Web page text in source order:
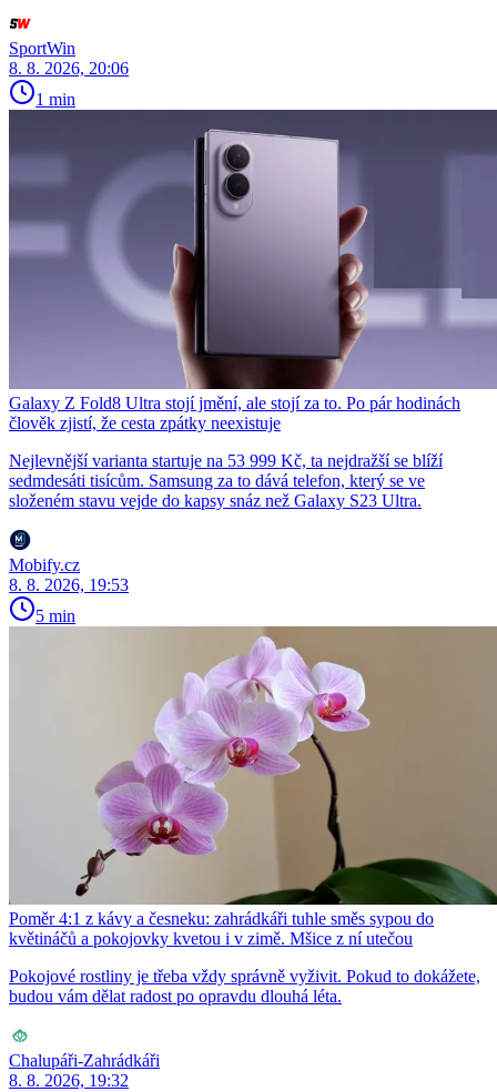
SportWin
8. 8. 2026, 20:06
1 min
Galaxy Z Fold8 Ultra stojí jmění, ale stojí za to. Po pár hodinách
člověk zjistí, že cesta zpátky neexistuje
Nejlevnější varianta startuje na 53 999 Kč, ta nejdražší se blíží
sedmdesáti tisícům. Samsung za to dává telefon, který se ve
složeném stavu vejde do kapsy snáz než Galaxy S23 Ultra.
Mobify.cz
8. 8. 2026, 19:53
5 min
Poměr 4:1 z kávy a česneku: zahrádkáři tuhle směs sypou do
květináčů a pokojovky kvetou i v zimě. Mšice z ní utečou
Pokojové rostliny je třeba vždy správně vyživit. Pokud to dokážete,
budou vám dělat radost po opravdu dlouhá léta.
Chalupáři-Zahrádkáři
8. 8. 2026, 19:32